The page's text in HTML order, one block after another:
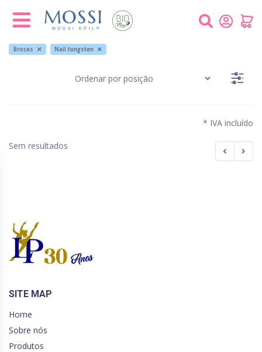
Brocas Nail tungsten
* IVA incluído
Sem resultados
SITE MAP
Home
Sobre nós
Produtos